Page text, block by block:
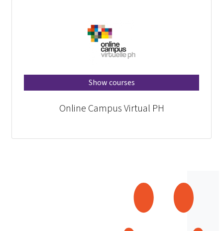
Show courses
Online Campus Virtual PH